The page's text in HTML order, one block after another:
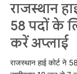
राजस्थान
राजनीति
क्राइम
राजस्थान
58 पदों के
करें अप्लाई
राजस्थान हाई कोर्ट ने